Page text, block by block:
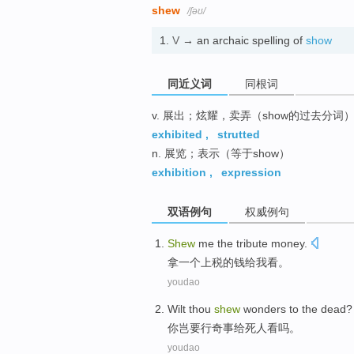
shew /ʃəʊ/
1. V → an archaic spelling of show
同近义词 同根词
v. 展出；炫耀，卖弄（show的过去分词）
exhibited ,
strutted
n. 展览；表示（等于show）
exhibition , expression
双语例句 权威例句
Shew me the tribute money.
拿一个 上税的钱给我看。
youdao
Wilt thou shew wonders to the dead?
你岂要行奇事给死人看吗。
youdao